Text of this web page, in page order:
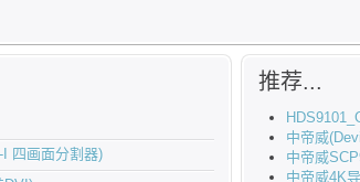
四画面分割器)
推荐...
中帝威
中帝威
中帝威4K